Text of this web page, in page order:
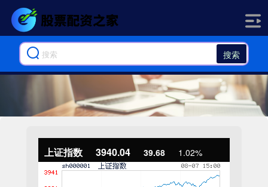
搜索
上证指数 3940.04 39.68 1.02%